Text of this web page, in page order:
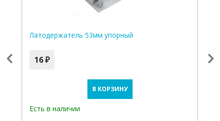
Латодержатель 53мм упорный
16 ₽
В КОРЗИНУ
Есть в наличии